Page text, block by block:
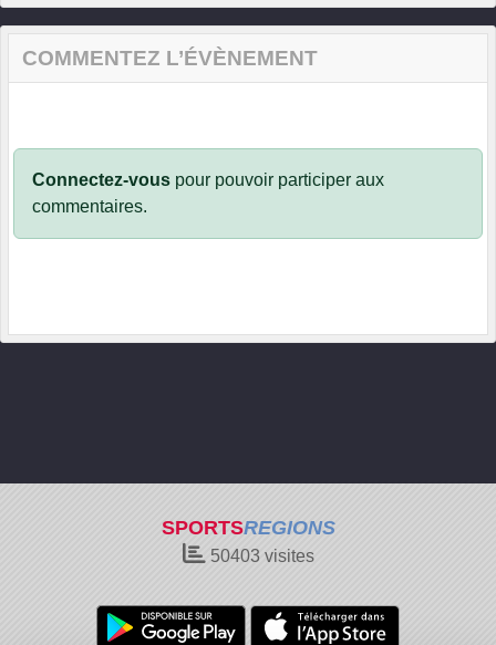
COMMENTEZ L’ÉVÈNEMENT
Connectez-vous pour pouvoir participer aux
commentaires.
SPORTSREGIONS
50403visites